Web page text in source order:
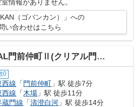
情報がありません。
（ゴバンカン）」への
い合わせはこちら
門前仲町Ⅱ(クリアル門前仲町Ⅱ)
0
西線 「 門前仲町 」駅 徒歩7分
西線 「木場 」駅 徒歩11分
蔵門線 「清澄白河 」駅 徒歩14分